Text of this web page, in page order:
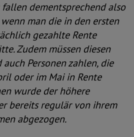
dementsprechend also
man die in den ersten
gezahlte Rente
Zudem müssen diesen
Personen zahlen, die
oder im Mai in Rente
wurde der höhere
bereits regulär von ihrem
abgezogen.